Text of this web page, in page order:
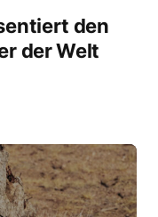
den
der Welt